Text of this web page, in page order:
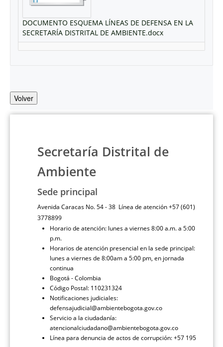
DOCUMENTO ESQUEMA LÍNEAS DE DEFENSA EN LA
SECRETARÍA DISTRITAL DE AMBIENTE.docx
Volver
Secretaría Distrital de
Ambiente
Sede principal
Avenida Caracas No. 54 - 38 Línea de atención +57 (601)
3778899
Horario de atención: lunes a viernes 8:00 a.m. a 5:00
p.m.
Horarios de atención presencial en la sede principal:
lunes a viernes de 8:00am a 5:00 pm, en jornada
continua
Bogotá - Colombia
Código Postal: 110231324
Notificaciones judiciales:
defensajudicial@ambientebogota.gov.co
Servicio a la ciudadanía:
atencionalciudadano@ambientebogota.gov.co
Línea para denuncia de actos de corrupción: +57 195